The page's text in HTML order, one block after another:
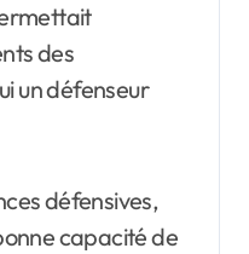
des
un défenseur
défensives,
capacité de